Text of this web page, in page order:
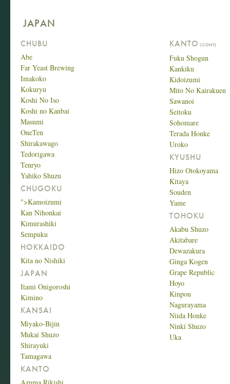
JAPAN
CHUBU
Abe
Far Yeast Brewing
Imakoko
Kokuryu
Koshi No Iso
Koshi no Kanbai
Masumi
OneTen
Shirakawago
Tedorigawa
Tenryo
Yahiko Shuzu
CHUGOKU
">Kamoizumi
Kan Nihonkai
Kimurashiki
Sempuku
HOKKAIDO
Kita no Nishiki
JAPAN
Itami Onigoroshi
Kimino
KANSAI
Miyako-Bijin
Mukai Shuzo
Shirayuki
Tamagawa
KANTO
KANTO (CONT)
Fuku Shogun
Kankiku
Kidoizumi
Mito No Kairakuen
Sawanoi
Seitoku
Sohomare
Terada Honke
Uroko
KYUSHU
Hizo Otokoyama
Kitaya
Souden
Yame
TOHOKU
Akabu Shuzo
Akitabare
Dewazakura
Ginga Kogen
Grape Republic
Hoyo
Kinpou
Nagurayama
Niida Honke
Ninki Shuzo
Uka